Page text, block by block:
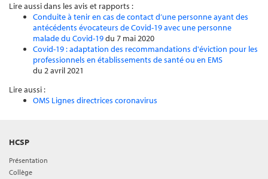
Lire aussi dans les avis et rapports :
Conduite à tenir en cas de contact d’une personne ayant des
antécédents évocateurs de Covid-19 avec une personne
malade du Covid-19du 7 mai 2020
Covid-19 : adaptation des recommandations d'éviction pour les
professionnels en établissements de santé ou en EMS
du 2 avril 2021
Lire aussi :
OMS Lignes directrices coronavirus
HCSP
Présentation
Collège